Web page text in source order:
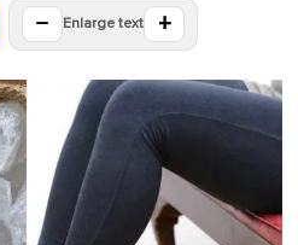
− Enlarge text +